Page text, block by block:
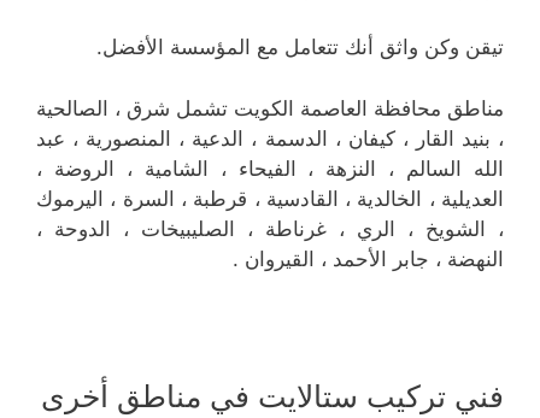
تيقن وكن واثق أنك تتعامل مع المؤسسة الأفضل.
مناطق محافظة العاصمة الكويت تشمل شرق ، الصالحية
، بنيد القار ، كيفان ، الدسمة ، الدعية ، المنصورية ، عبد
الله السالم ، النزهة ، الفيحاء ، الشامية ، الروضة ،
العديلية ، الخالدية ، القادسية ، قرطبة ، السرة ، اليرموك
، الشويخ ، الري ، غرناطة ، الصليبيخات ، الدوحة ،
النهضة ، جابر الأحمد ، القيروان .
فني تركيب ستالايت في مناطق أخرى